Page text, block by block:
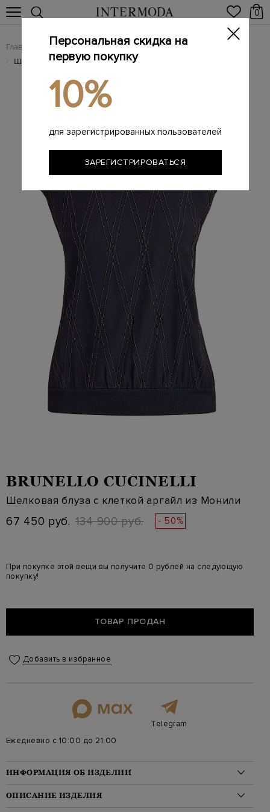
0
Главная Женщинам / Женская одежда / Женские блузы
/ Шелковая блуза с клеткой аргайл из Монили
BRUNELLO CUCINELLI
Шелковая блуза с клеткой аргайл из Монили
67 450 руб. 134 900 руб. - 50%
При покупке этой вещи вы получите 0 рублей на следующую
покупку!
ТОВАР ПРОДАН
Добавить в избранное
Telegram
Ежедневно с 10:00 до 21:00
ИНФОРМАЦИЯ ОБ ИЗДЕЛИИ
Материал: шелк 96%, эластан 4%
ОПИСАНИЕ ИЗДЕЛИЯ
Персональная скидка на
первую покупку
10%
для зарегистрированных пользователей
ЗАРЕГИСТРИРОВАТЬСЯ